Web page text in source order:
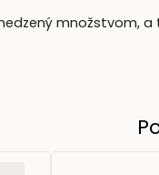
množstvom,